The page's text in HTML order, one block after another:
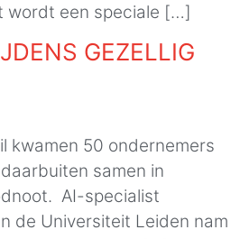
wordt een speciale […]
GEZELLIG
kwamen 50 ondernemers
samen in
AI-specialist
de Universiteit Leiden nam